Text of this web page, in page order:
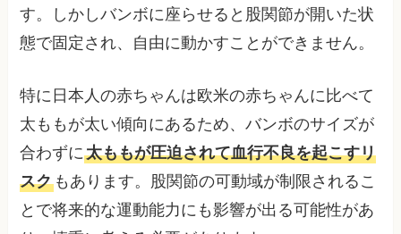
す。しかしバンボに座らせると股関節が開いた状
態で固定され、自由に動かすことができません。
特に日本人の赤ちゃんは欧米の赤ちゃんに比べて
太ももが太い傾向にあるため、バンボのサイズが
合わずに太ももが圧迫されて血行不良を起こすリ
スク もあります。股関節の可動域が制限されるこ
とで将来的な運動能力にも影響が出る可能性があ